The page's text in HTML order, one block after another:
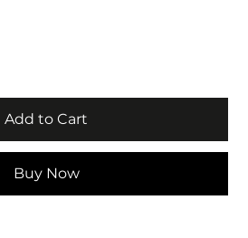
Add to Cart
Buy Now